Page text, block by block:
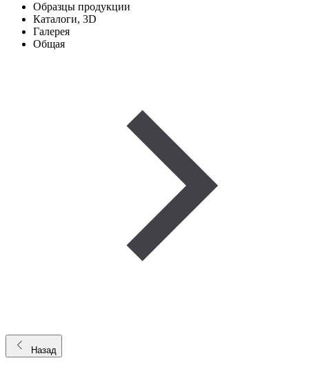
Образцы продукции
Каталоги, 3D
Галерея
Общая
Назад